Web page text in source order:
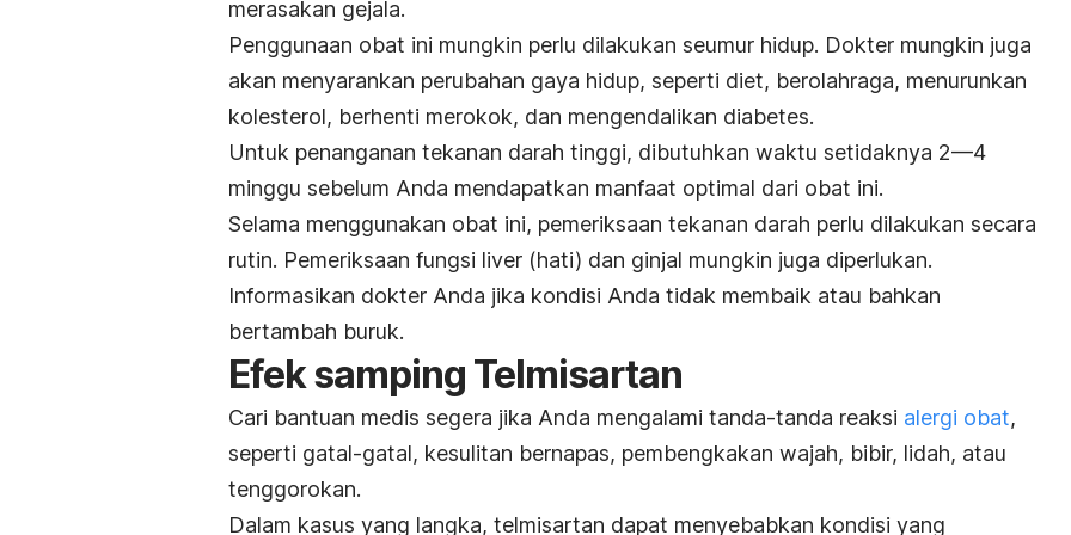
merasakan gejala.
Penggunaan obat ini mungkin perlu dilakukan seumur hidup. Dokter mungkin juga
akan menyarankan perubahan gaya hidup, seperti diet, berolahraga, menurunkan
kolesterol, berhenti merokok, dan mengendalikan diabetes.
Untuk penanganan tekanan darah tinggi, dibutuhkan waktu setidaknya 2—4
minggu sebelum Anda mendapatkan manfaat optimal dari obat ini.
Selama menggunakan obat ini, pemeriksaan tekanan darah perlu dilakukan secara
rutin. Pemeriksaan fungsi liver (hati) dan ginjal mungkin juga diperlukan.
Informasikan dokter Anda jika kondisi Anda tidak membaik atau bahkan
bertambah buruk.
Efek samping Telmisartan
Cari bantuan medis segera jika Anda mengalami tanda-tanda reaksi alergi obat,
seperti gatal-gatal, kesulitan bernapas, pembengkakan wajah, bibir, lidah, atau
tenggorokan.
Dalam kasus yang langka, telmisartan dapat menyebabkan kondisi yang